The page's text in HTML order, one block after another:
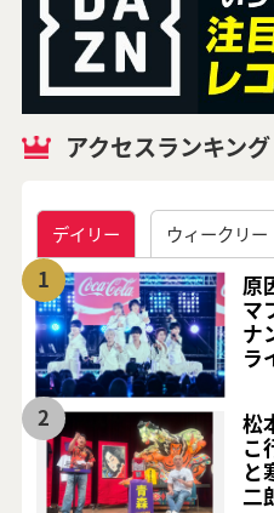
アクセスランキング
デイリー ウィークリー
1
原
マ
ナ
ラ
2
松
こ
と
二